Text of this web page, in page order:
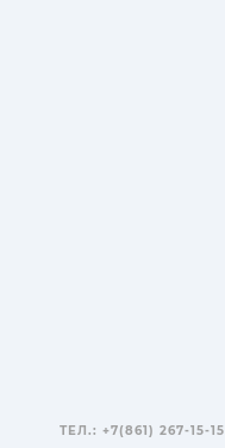
ТЕЛ.: +7(861) 267-15-15